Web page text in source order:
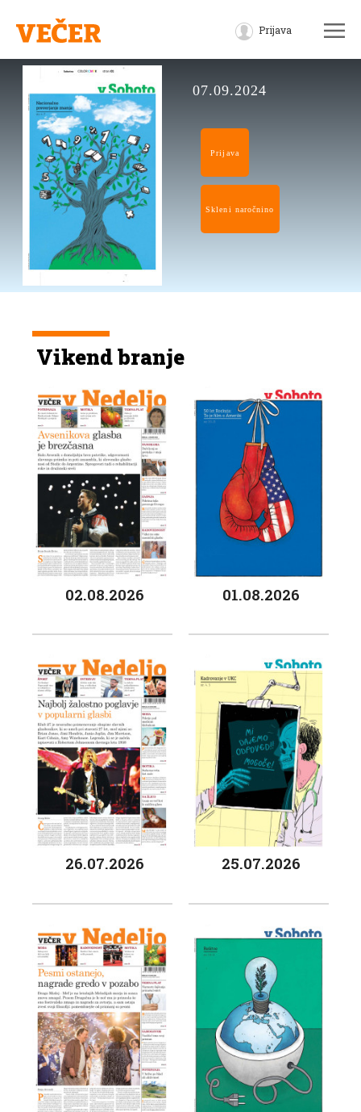
Prijava
07.09.2024
Prijava
Skleni naročnino
Vikend branje
02.08.2026 01.08.2026
26.07.2026 25.07.2026